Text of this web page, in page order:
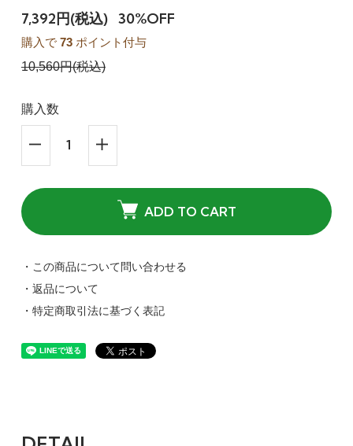
7,392円(税込) 30%OFF
購入で 73ポイント付与
10,560円(税込)
購入数
ADD TO CART
・この商品について問い合わせる
・返品について
・特定商取引法に基づく表記